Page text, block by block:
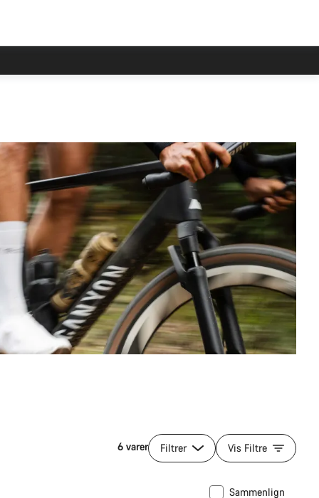
6 varer Filtrer Vis Filtre
Sammenlign